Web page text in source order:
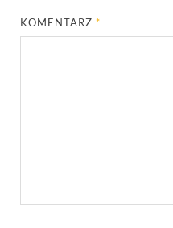
KOMENTARZ*